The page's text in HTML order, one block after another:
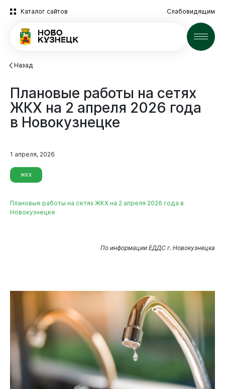
Каталог сайтов Слабовидящим
Новости
Назад
Плановые работы на сетях
ЖКХ на 2 апреля 2026 года
в Новокузнецке
1 апреля, 2026
ЖКХ
Плановые работы на сетях ЖКХ на 2 апреля 2026 года в
Новокузнецке
По информации ЕДДС г. Новокузнецка